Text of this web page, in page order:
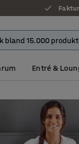
Entré &